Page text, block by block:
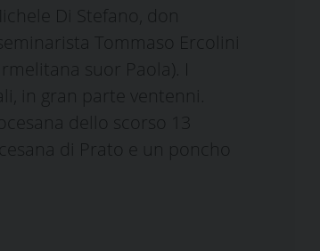
Di Stefano, don
Tommaso Ercolini
suor Paola). I
in gran parte ventenni.
dello scorso 13
di Prato e un poncho